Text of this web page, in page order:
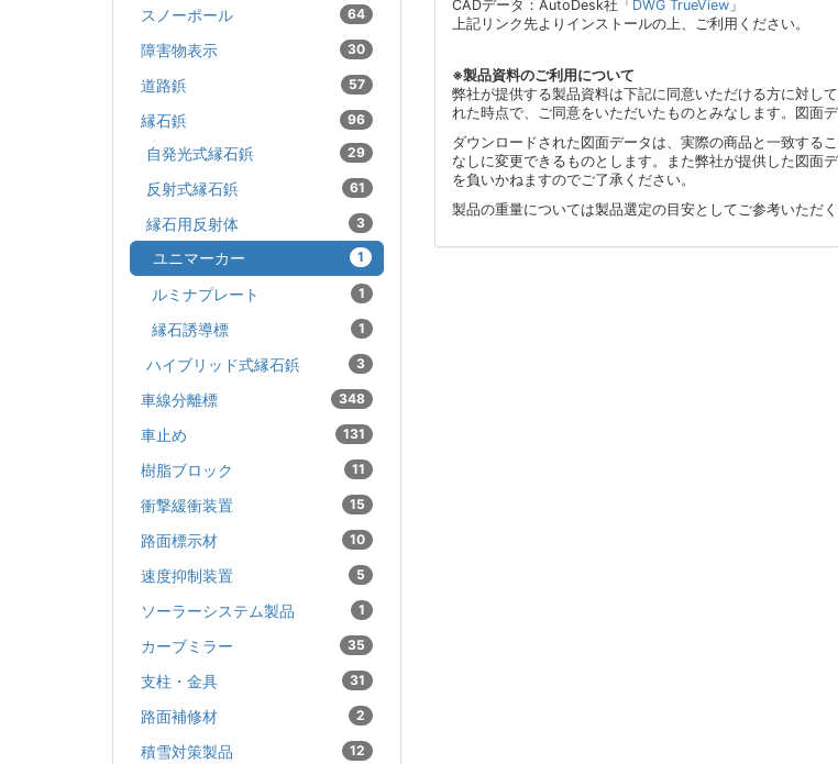
CADデータ：AutoDesk社「 DWG TrueView」
上記リンク先よりインストールの上、ご利用ください。
※製品資料のご利用について
弊社が提供する製品資料は下記に同意いただける方に対し
れた時点で、ご同意をいただいたものとみなします。図面
ダウンロードされた図面データは、実際の商品と一致する
なしに変更できるものとします。また弊社が提供した図面
を負いかねますのでご了承ください。
製品の重量については製品選定の目安としてご参考いただ
スノーポール 64
障害物表示 30
道路鋲 57
縁石鋲 96
自発光式縁石鋲 29
反射式縁石鋲 61
縁石用反射体 3
ユニマーカー 1
ルミナプレート 1
縁石誘導標 1
ハイブリッド式縁石鋲 3
車線分離標 348
車止め 131
樹脂ブロック 11
衝撃緩衝装置 15
路面標示材 10
速度抑制装置 5
ソーラーシステム製品 1
カーブミラー 35
支柱・金具 31
路面補修材 2
積雪対策製品 12